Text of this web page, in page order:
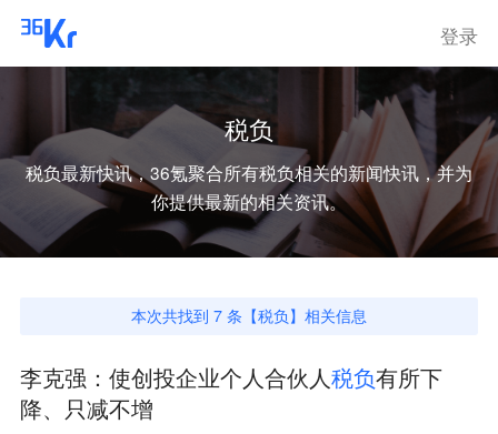
登录
税负
税负最新快讯，36氪聚合所有税负相关的新闻快讯，并为
你提供最新的相关资讯。
本次共找到 7 条【税负 】相关信息
李克强：使创投企业个人合伙人税负有所下
降、只减不增